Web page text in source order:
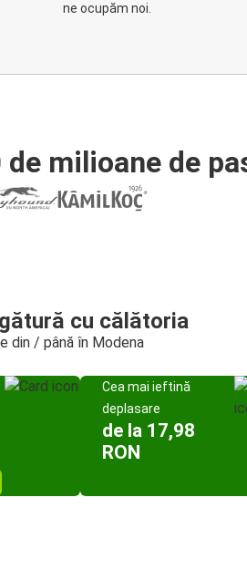
ne ocupăm noi.
milioane de
cu călătoria
din / până în Modena
Cea mai ieftină
deplasare
de la 17,98
RON